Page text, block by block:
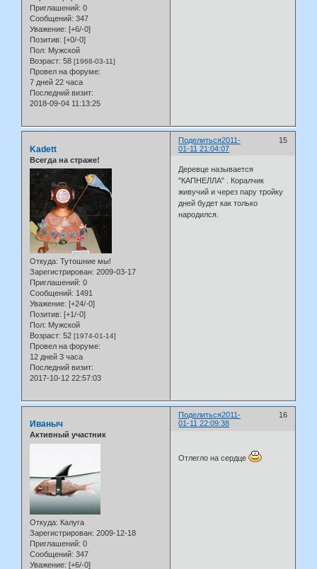
Приглашений: 0
Сообщений: 347
Уважение: [+6/-0]
Позитив: [+0/-0]
Пол: Мужской
Возраст: 58 [1968-03-11]
Провел на форуме:
7 дней 22 часа
Последний визит:
2018-09-04 11:13:25
Поделиться 15
2011-
01-11 21:04:07
Kadett
Всегда на страже!
Откуда: Тутошние мы!
Зарегистрирован: 2009-03-17
Приглашений: 0
Сообщений: 1491
Уважение: [+24/-0]
Позитив: [+1/-0]
Пол: Мужской
Возраст: 52 [1974-01-14]
Провел на форуме:
12 дней 3 часа
Последний визит:
2017-10-12 22:57:03
Деревце называется
"КАПНЕЛЛА" . Коралчик
живучий и через пару тройку
дней будет как только
народился.
Поделиться 16
2011-
01-11 22:09:38
Иваныч
Активный участник
Откуда: Калуга
Зарегистрирован: 2009-12-18
Приглашений: 0
Сообщений: 347
Уважение: [+6/-0]
Отлегло на сердце